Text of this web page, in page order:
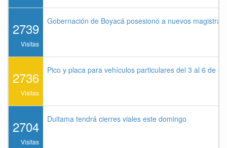
2739
Visitas
Gobernación de Boyacá posesionó a nuevos
2736
Visitas
Pico y placa para vehículos particulares del 3 al 6 de
2704
Visitas
Duitama tendrá cierres viales este domingo